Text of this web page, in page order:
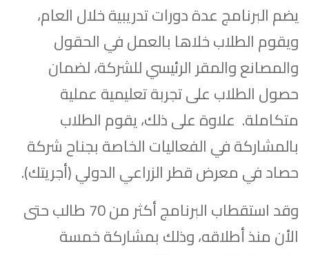
يضم البرنامج عدة دورات تدريبية خلال العام،
ويقوم الطلاب خلاها بالعمل في الحقول
والمصانع والمقر الرئيسي للشركة، لضمان
حصول الطلاب على تجربة تعليمية عملية
متكاملة. علاوة على ذلك، يقوم الطلاب
بالمشاركة في الفعاليات الخاصة بجناح شركة
حصاد في معرض قطر الزراعي الدولي (أجريتك).
وقد استقطاب البرنامج أكثر من 70 طالب حتى
الأن منذ أطلاقه، وذلك بمشاركة خمسة